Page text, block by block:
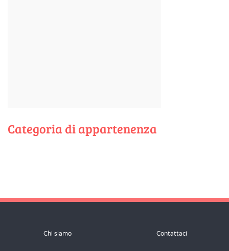
Categoria di appartenenza
Chi siamo Contattaci